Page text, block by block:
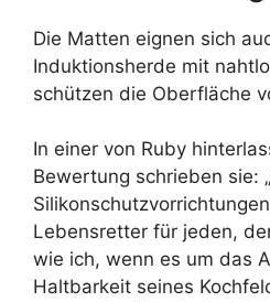
Die Matten eignen sich
Induktionsherde mit
schützen die Oberfläche
In einer von Ruby
Bewertung schrieben sie:
Lebensretter für jeden,
wie ich, wenn es um das
Haltbarkeit seines